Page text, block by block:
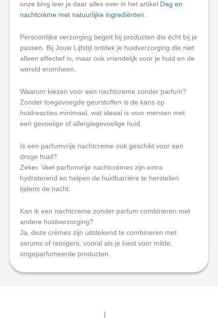
onze blog leer je daar alles over in het artikel
Dag en
nachtcrème met natuurlijke ingrediënten.
Persoonlijke verzorging begint bij producten die écht bij je
passen. Bij Jouw Lijfstijl ontdek je huidverzorging die niet
alleen effectief is, maar ook vriendelijk voor je huid en de
wereld eromheen.
Waarom kiezen voor een nachtcreme zonder parfum?
Zonder toegevoegde geurstoffen is de kans op
huidreacties minimaal, wat ideaal is voor mensen met
een gevoelige of allergiegevoelige huid.
Is een parfumvrije nachtcreme ook geschikt voor een
droge huid?
Zeker. Veel parfumvrije nachtcrèmes zijn extra
hydraterend en helpen de huidbarrière te herstellen
tijdens de nacht.
Kan ik een nachtcreme zonder parfum combineren met
andere huidverzorging?
Ja, deze crèmes zijn uitstekend te combineren met
serums of reinigers, vooral als je kiest voor milde,
ongeparfumeerde producten.